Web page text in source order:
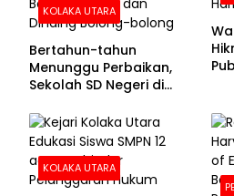
KOLAKA UTARA
Bertahun-tahun
Menunggu Perbaikan,
Sekolah SD Negeri di
Beralas Tanah dan
Dinding Bolong-bolong
KOLAKA UTARA